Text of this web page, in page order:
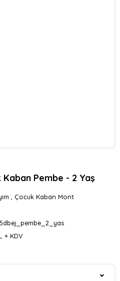
Kaban Pembe - 2 Yaş
Çocuk Kaban Mont
+ KDV